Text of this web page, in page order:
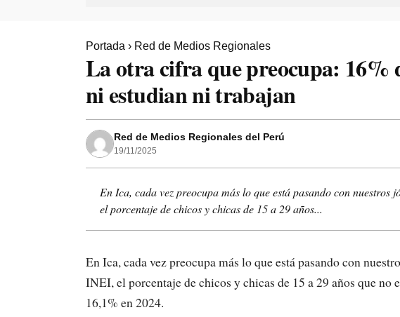
Portada › Red de Medios Regionales
La otra cifra que preocupa: 16%
ni estudian ni trabajan
Red de Medios Regionales del Perú
19/11/2025
En Ica, cada vez preocupa más lo que está pasando con nuestros
el porcentaje de chicos y chicas de 15 a 29 años...
En Ica, cada vez preocupa más lo que está pasando con
INEI, el porcentaje de chicos y chicas de 15 a 29 años que
16,1% en 2024.